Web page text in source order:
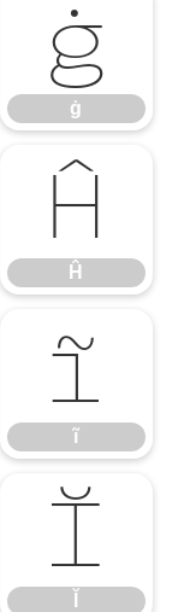
ġ
ġ
Ĥ
Ĥ
ĩ
ĩ
Ĭ